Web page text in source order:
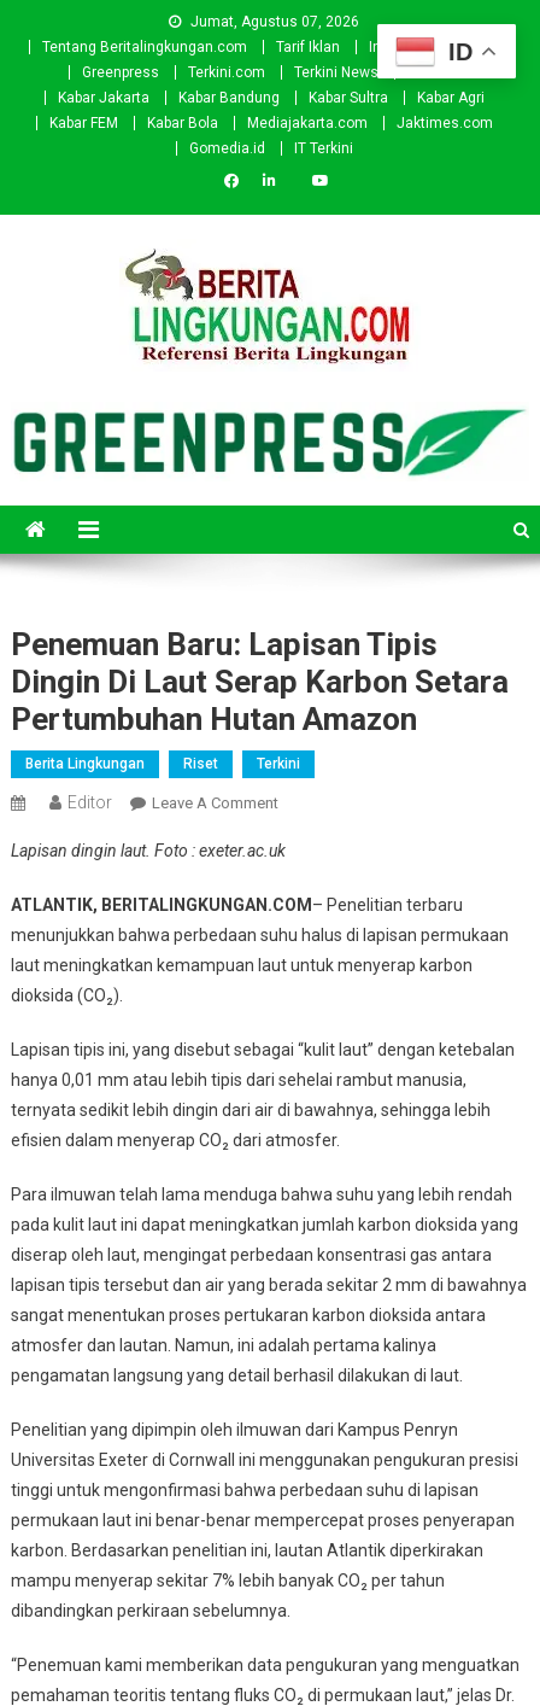
Jumat, Agustus 07, 2026
Tentang Beritalingkungan.com
Tarif Iklan Investor
Donasi
Greenpress
Terkini.com Terkini News
Kabar.id
Kabar Jakarta
Kabar Bandung Kabar Sultra
Kabar Agri
Kabar FEM
Kabar Bola Mediajakarta.com
Jaktimes.com
Gomedia.id
IT Terkini
Penemuan Baru: Lapisan Tipis
Dingin Di Laut Serap Karbon Setara
Pertumbuhan Hutan Amazon
Berita Lingkungan Riset Terkini
Editor Leave A CommentOn
Baru:
Tipis
Dingin
Di
Karbon
Setara
Pertumbuhan
Hutan
Lapisan dingin laut. Foto : exeter.ac.uk
ATLANTIK, BERITALINGKUNGAN.COM– Penelitian terbaru
menunjukkan bahwa perbedaan suhu halus di lapisan permukaan
laut meningkatkan kemampuan laut untuk menyerap karbon
dioksida (CO₂).
Lapisan tipis ini, yang disebut sebagai “kulit laut” dengan ketebalan
hanya 0,01 mm atau lebih tipis dari sehelai rambut manusia,
ternyata sedikit lebih dingin dari air di bawahnya, sehingga lebih
efisien dalam menyerap CO₂ dari atmosfer.
Para ilmuwan telah lama menduga bahwa suhu yang lebih rendah
pada kulit laut ini dapat meningkatkan jumlah karbon dioksida yang
diserap oleh laut, mengingat perbedaan konsentrasi gas antara
lapisan tipis tersebut dan air yang berada sekitar 2 mm di bawahnya
sangat menentukan proses pertukaran karbon dioksida antara
atmosfer dan lautan. Namun, ini adalah pertama kalinya
pengamatan langsung yang detail berhasil dilakukan di laut.
Penelitian yang dipimpin oleh ilmuwan dari Kampus Penryn
Universitas Exeter di Cornwall ini menggunakan pengukuran presisi
tinggi untuk mengonfirmasi bahwa perbedaan suhu di lapisan
permukaan laut ini benar-benar mempercepat proses penyerapan
karbon. Berdasarkan penelitian ini, lautan Atlantik diperkirakan
mampu menyerap sekitar 7% lebih banyak CO₂ per tahun
dibandingkan perkiraan sebelumnya.
“Penemuan kami memberikan data pengukuran yang menguatkan
pemahaman teoritis tentang fluks CO₂ di permukaan laut,” jelas Dr.
ID